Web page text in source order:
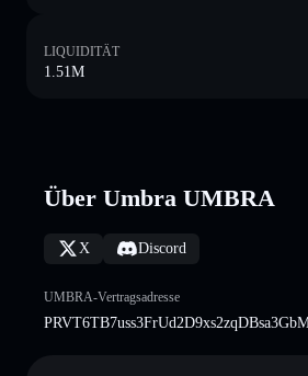
LIQUIDITÄT
1.51M
Über Umbra UMBRA
X Discord
UMBRA-Vertragsadresse